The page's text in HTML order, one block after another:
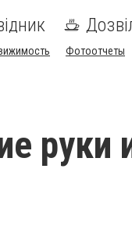
Фотоотчеты
руки